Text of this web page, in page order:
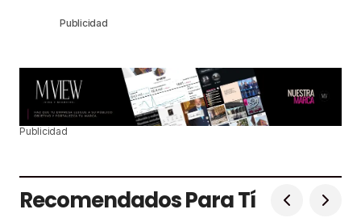
Publicidad
Publicidad
Recomendados Para Tí